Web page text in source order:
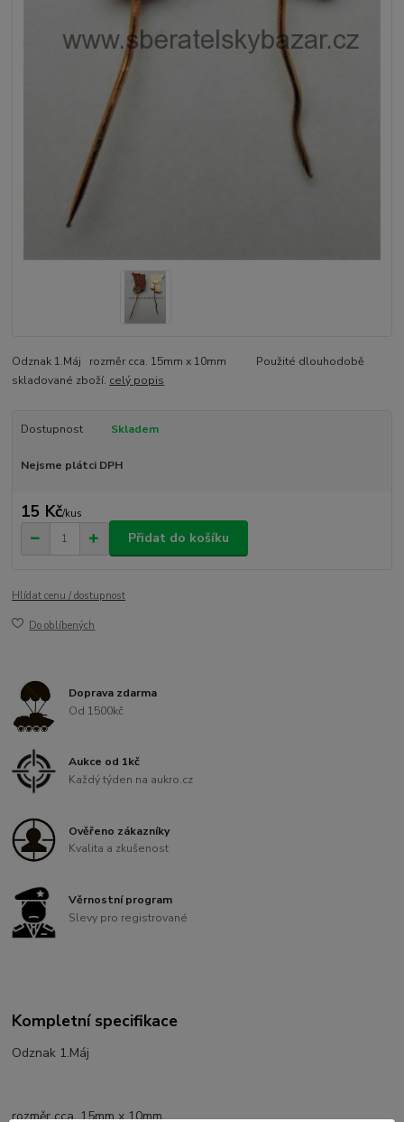
Odznak 1.Máj rozměr cca. 15mm x 10mm Použité dlouhodobě
skladované zboží. celý popis
Dostupnost Skladem
Nejsme plátci DPH
15 Kč/kus
Přidat do košíku
Hlídat cenu / dostupnost
Do oblíbených
Doprava zdarma
Od 1500kč
Aukce od 1kč
Každý týden na aukro.cz
Ověřeno zákazníky
Kvalita a zkušenost
Věrnostní program
Slevy pro registrované
Kompletní specifikace
Odznak 1.Máj
rozměr cca. 15mm x 10mm